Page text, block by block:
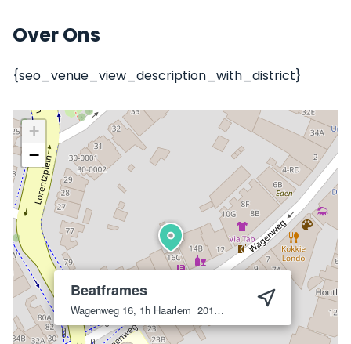
Over Ons
{seo_venue_view_description_with_district}
Beatframes
Wagenweg 16, 1h Haarlem 2012 ND
+
−